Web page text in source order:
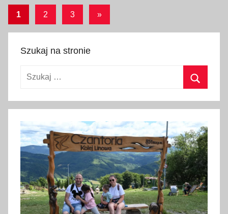
m
a
j
Stronicowanie
wpisów
1 2 3
Następne
»
Szukaj na stronie
Szukaj: